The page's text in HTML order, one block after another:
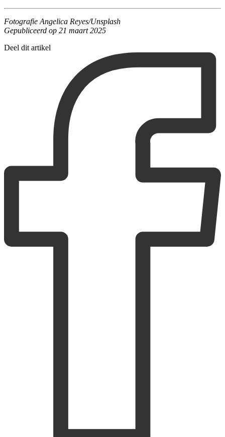
Fotografie Angelica Reyes/Unsplash
Gepubliceerd op 21 maart 2025
Deel dit artikel